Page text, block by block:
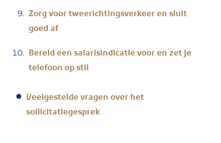
Zorg voor tweerichtingsverkeer en sluit
goed af
Bereid een salarisindicatie voor en zet je
telefoon op stil
Veelgestelde vragen over het
sollicitatiegesprek